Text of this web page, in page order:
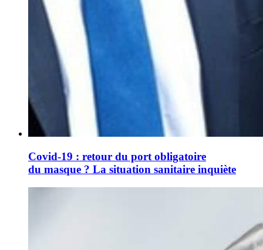
Covid-19 : retour du port obligatoire
du masque ? La situation sanitaire inquiète